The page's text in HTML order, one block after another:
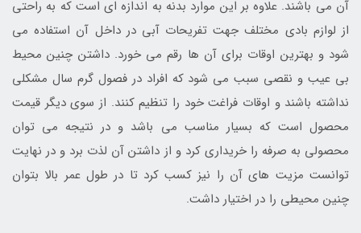
آن می باشند. علاوه بر این موارد بدنه به اندازه ای است که به راحتی
از لوازم بادی مختلف جهت تفریحات آبی در داخل آن استفاده می
شود و بهترین اوقات برای آن ها رقم می خورد. داشتن چنین محیط
بی عیب و نقصی سبب می شود که افراد در فصول گرم سال مشکلی
نداشته باشند و اوقات فراغت خود را تنظیم کنند. از سوی دیگر قیمت
محصول است که بسیار مناسب می باشد و در نتیجه می توان
محصولی به صرفه را خریداری کرد و از داشتن آن لذت برد و در نهایت
توانست مزیت های آن را نیز کسب کرد تا در طول عمر بالا بتوان
چنین محیطی را در اختیار داشت.